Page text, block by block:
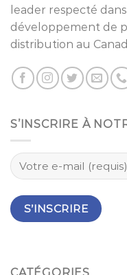
leader respecté
développement de
distribution au
S’INSCRIRE À